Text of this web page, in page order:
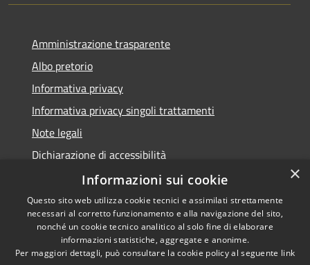
Amministrazione trasparente
Albo pretorio
Informativa privacy
Informativa privacy singoli trattamenti
Note legali
Dichiarazione di accessibilità
Obiettivi di accessibilità
RSS
Copyright © 2026 • Comune di
×
Informazioni sui cookie
Questo sito web utilizza cookie tecnici e assimilati strettamente
necessari al corretto funzionamento e alla navigazione del sito,
nonché un cookie tecnico analitico al solo fine di elaborare
informazioni statistiche, aggregate e anonime.
Per maggiori dettagli, può consultare la cookie policy al seguente link